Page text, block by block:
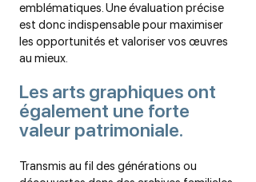
emblématiques. Une évaluation précise
est donc indispensable pour maximiser
les opportunités et valoriser vos œuvres
au mieux.
Les arts graphiques ont
également une forte
valeur patrimoniale.
Transmis au fil des générations ou